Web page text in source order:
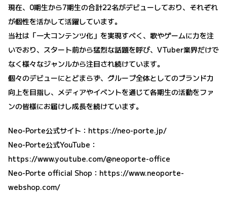
現在、0期生から7期生の合計22名がデビューしており、それぞれ
が個性を活かして活躍しています。
当社は「一大コンテンツ化」を実現すべく、歌やゲームに力を注
いでおり、スタート前から猛烈な話題を呼び、VTuber業界だけで
なく様々なジャンルから注目され続けています。
個々のデビューにとどまらず、グループ全体としてのブランド力
向上を目指し、メディアやイベントを通じて各期生の活動をファ
ンの皆様にお届けし成長を続けています。
Neo-Porte公式サイト： https://neo-porte.jp/
Neo-Porte公式YouTube：
https://www.youtube.com/@neoporte-office
Neo-Porte official Shop： https://www.neoporte-
webshop.com/